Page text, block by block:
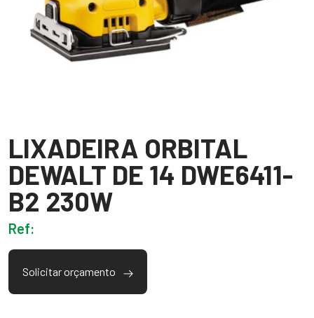
LIXADEIRA ORBITAL
DEWALT DE 14 DWE6411-
B2 230W
Ref:
Solicitar orçamento